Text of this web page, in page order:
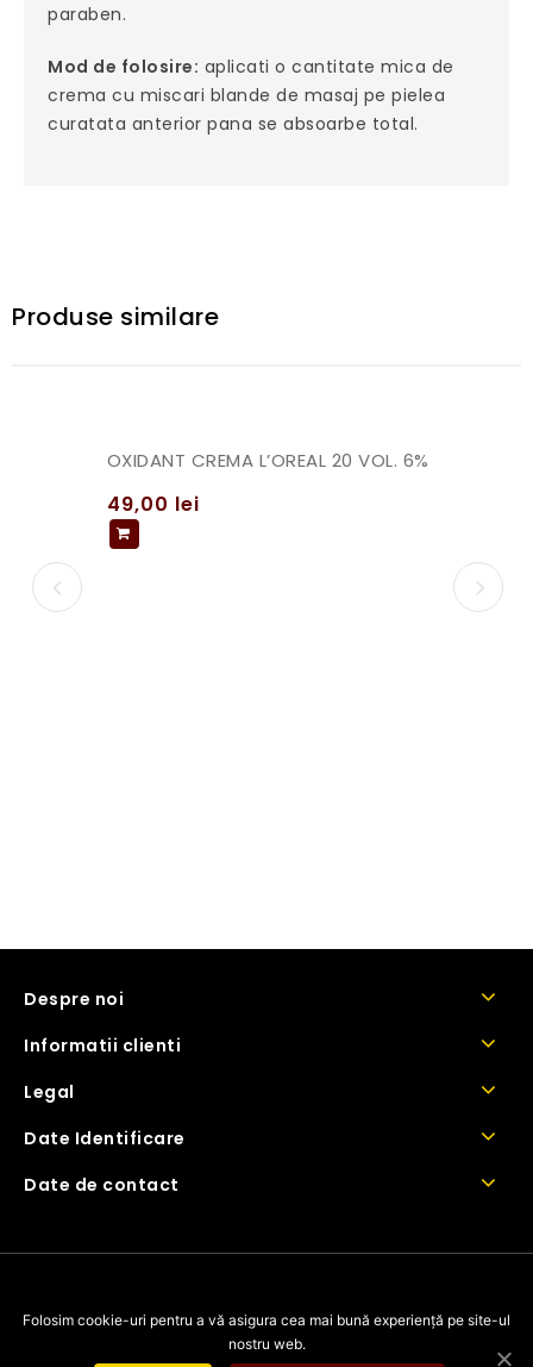
paraben.
Mod de folosire: aplicati o cantitate mica de
crema cu miscari blande de masaj pe pielea
curatata anterior pana se absoarbe total.
Produse similare
OXIDANT CREMA L’OREAL 20 VOL. 6%
49,00 lei
Despre noi
Informatii clienti
Legal
Date Identificare
Date de contact
Folosim cookie-uri pentru a vă asigura cea mai bună experiență pe site-ul
nostru web.